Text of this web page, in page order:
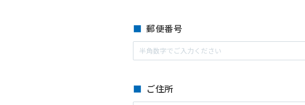
郵便番号
ご住所